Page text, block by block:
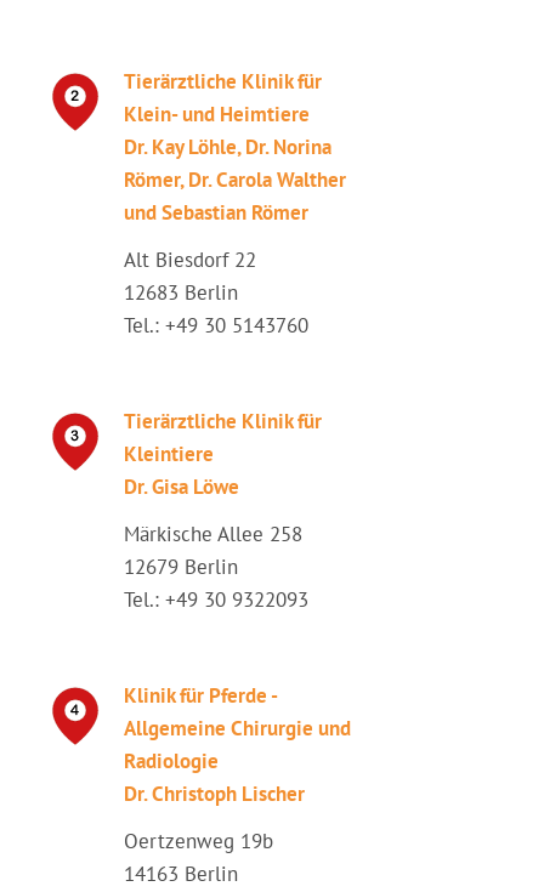
Tierärztliche Klinik für
Klein- und Heimtiere
Dr. Kay Löhle, Dr. Norina
Römer, Dr. Carola Walther
und Sebastian Römer
Alt Biesdorf 22
12683 Berlin
Tel.: +49 30 5143760
Tierärztliche Klinik für
Kleintiere
Dr. Gisa Löwe
Märkische Allee 258
12679 Berlin
Tel.: +49 30 9322093
Klinik für Pferde -
Allgemeine Chirurgie und
Radiologie
Dr. Christoph Lischer
Oertzenweg 19b
14163 Berlin